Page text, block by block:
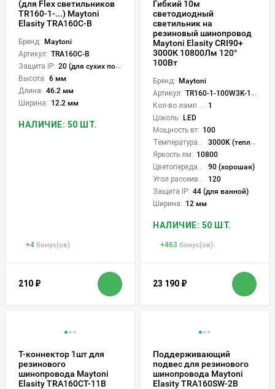
(для Flex светильников
TR160-1-...) Maytoni
Elasity TRA160C-B
Бренд: Maytoni
Артикул: TRA160C-B
Защита IP: 20 (для сухих пом.)
Высота: 6 мм
Длина: 46.2 мм
Ширина: 12.2 мм
НАЛИЧИЕ: 50 ШТ.
+4 бонус(ов)
210 ₽
Гибкий 10м
светодиодный
светильник на
резиновый шинопровод
Maytoni Elasity CRI90+
3000К 10800Лм 120°
100Вт
Бренд: Maytoni
Артикул: TR160-1-100W3K-10B
1
Цоколь: LED
Мощность вт: 100
3000K (теплый)
Яркость лм: 10800
90 (хорошая)
120
Защита IP: 44 (для ванной)
Ширина: 12 мм
НАЛИЧИЕ: 50 ШТ.
+463 бонус(ов)
23 190 ₽
Т-коннектор 1шт для
резинового
шинопровода Maytoni
Elasity TRA160CT-11B
Поддерживающий
подвес для резинового
шинопровода Maytoni
Elasity TRA160SW-2B